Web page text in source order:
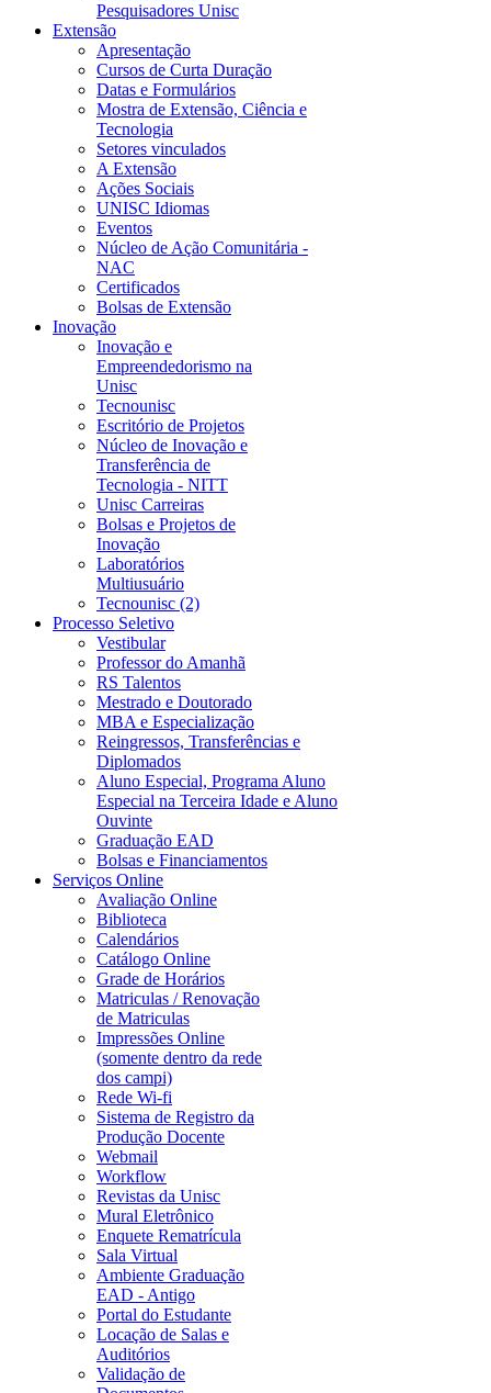
Pesquisadores Unisc
Extensão
Apresentação
Cursos de Curta Duração
Datas e Formulários
Mostra de Extensão, Ciência e
Tecnologia
Setores vinculados
A Extensão
Ações Sociais
UNISC Idiomas
Eventos
Núcleo de Ação Comunitária -
NAC
Certificados
Bolsas de Extensão
Inovação
Inovação e
Empreendedorismo na
Unisc
Tecnounisc
Escritório de Projetos
Núcleo de Inovação e
Transferência de
Tecnologia - NITT
Unisc Carreiras
Bolsas e Projetos de
Inovação
Laboratórios
Multiusuário
Tecnounisc (2)
Processo Seletivo
Vestibular
Professor do Amanhã
RS Talentos
Mestrado e Doutorado
MBA e Especialização
Reingressos, Transferências e
Diplomados
Aluno Especial, Programa Aluno
Especial na Terceira Idade e Aluno
Ouvinte
Graduação EAD
Bolsas e Financiamentos
Serviços Online
Avaliação Online
Biblioteca
Calendários
Catálogo Online
Grade de Horários
Matriculas / Renovação
de Matriculas
Impressões Online
(somente dentro da rede
dos campi)
Rede Wi-fi
Sistema de Registro da
Produção Docente
Webmail
Workflow
Revistas da Unisc
Mural Eletrônico
Enquete Rematrícula
Sala Virtual
Ambiente Graduação
EAD - Antigo
Portal do Estudante
Locação de Salas e
Auditórios
Validação de